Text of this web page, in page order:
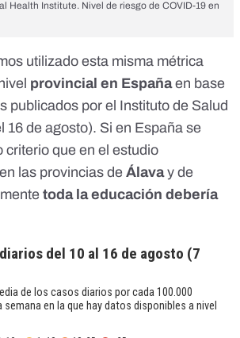
Health Institute. Nivel de riesgo de COVID-19 en
utilizado esta misma métrica
provincial en Españaen base
publicados por el Instituto de Salud
16 de agosto). Si en España se
criterio que en el estudio
las provincias de Álavay de
toda la educación debería